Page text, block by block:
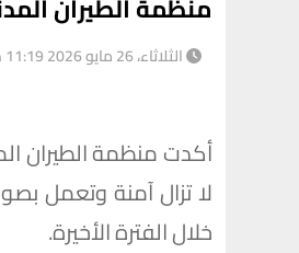
الثلاثاء، 26 مايو 2026 11:19 ص
أكدت منظمة الطيران
لا تزال آمنة وتعمل
خلال الفترة الأخيرة.